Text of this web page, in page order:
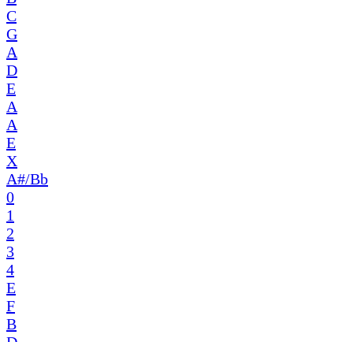
C
G
A
D
E
A
A
E
X
A#/Bb
0
1
2
3
4
E
F
B